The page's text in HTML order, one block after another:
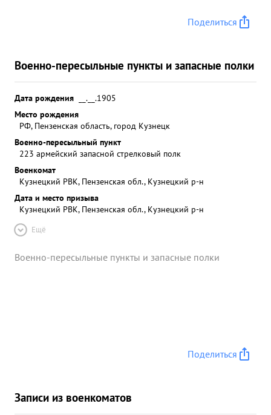
Поделиться
Военно-пересыльные пункты и запасные полки
Дата рождения
__.__.1905
Место рождения
РФ, Пензенская область, город Кузнецк
Военно-пересыльный пункт
223 армейский запасной стрелковый полк
Военкомат
Кузнецкий РВК, Пензенская обл., Кузнецкий р-н
Дата и место призыва
Кузнецкий РВК, Пензенская обл., Кузнецкий р-н
Ещё
Военно-пересыльные пункты и запасные полки
Поделиться
Записи из военкоматов